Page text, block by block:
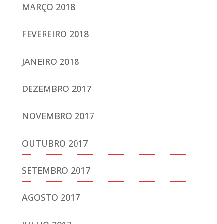
MARÇO 2018
FEVEREIRO 2018
JANEIRO 2018
DEZEMBRO 2017
NOVEMBRO 2017
OUTUBRO 2017
SETEMBRO 2017
AGOSTO 2017